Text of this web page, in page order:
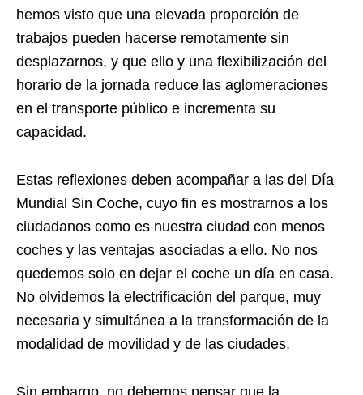
hemos visto que una elevada proporción de
trabajos pueden hacerse remotamente sin
desplazarnos, y que ello y una flexibilización del
horario de la jornada reduce las aglomeraciones
en el transporte público e incrementa su
capacidad.
Estas reflexiones deben acompañar a las del Día
Mundial Sin Coche, cuyo fin es mostrarnos a los
ciudadanos como es nuestra ciudad con menos
coches y las ventajas asociadas a ello. No nos
quedemos solo en dejar el coche un día en casa.
No olvidemos la electrificación del parque, muy
necesaria y simultánea a la transformación de la
modalidad de movilidad y de las ciudades.
Sin embargo, no debemos pensar que la